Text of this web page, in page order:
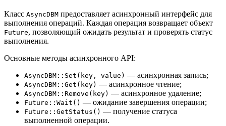
Класс AsyncDBM предоставляет асинхронный интерфейс для
выполнения операций. Каждая операция возвращает объект
Future, позволяющий ожидать результат и проверять статус
выполнения.
Основные методы асинхронного API:
AsyncDBM::Set(key, value) — асинхронная запись;
AsyncDBM::Get(key) — асинхронное чтение;
AsyncDBM::Remove(key) — асинхронное удаление;
Future::Wait() — ожидание завершения операции;
Future::GetStatus() — получение статуса
выполненной операции.